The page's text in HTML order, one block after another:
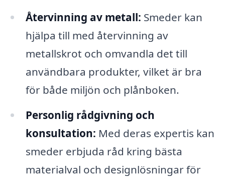
Återvinning av metall: Smeder kan
hjälpa till med återvinning av
metallskrot och omvandla det till
användbara produkter, vilket är bra
för både miljön och plånboken.
Personlig rådgivning och
konsultation: Med deras expertis kan
smeder erbjuda råd kring bästa
materialval och designlösningar för